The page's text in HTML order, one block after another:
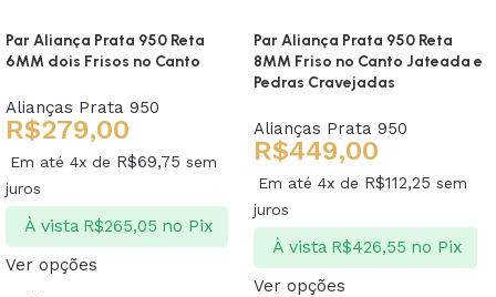
Par Aliança Prata 950 Reta
6MM dois Frisos no Canto
Alianças Prata 950
R$279,00
Em até 4x de R$69,75 sem
juros
À vista R$265,05 no Pix
Ver opções
Par Aliança Prata 950 Reta
8MM Friso no Canto Jateada e
Pedras Cravejadas
Alianças Prata 950
R$449,00
Em até 4x de R$112,25 sem
juros
À vista R$426,55 no Pix
Ver opções